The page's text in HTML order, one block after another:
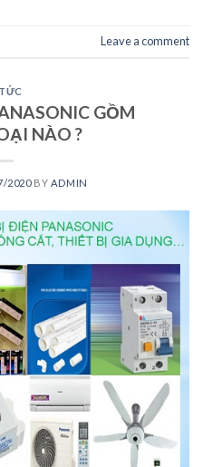
Leave a comment
GỒM
NÀO ?
2020BY ADMIN